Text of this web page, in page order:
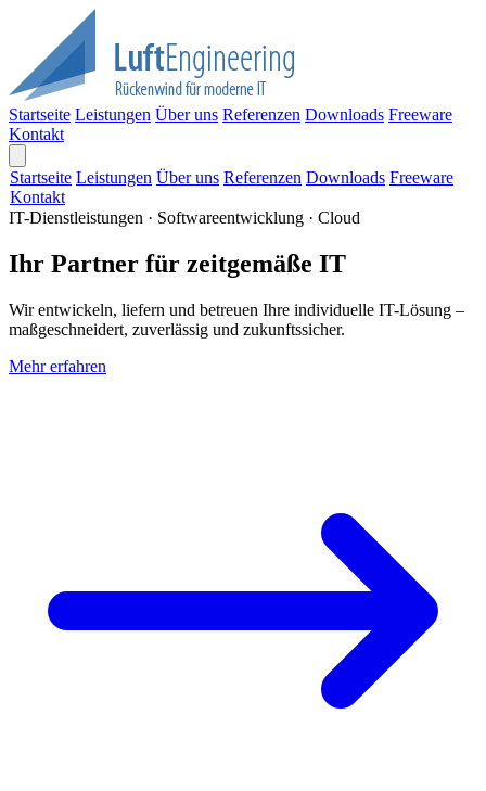
Startseite Leistungen Über uns Referenzen Downloads Freeware
Kontakt
Startseite Leistungen Über uns Referenzen Downloads Freeware
Kontakt
IT-Dienstleistungen · Softwareentwicklung · Cloud
Ihr Partner für zeitgemäße IT
Wir entwickeln, liefern und betreuen Ihre individuelle IT-Lösung –
maßgeschneidert, zuverlässig und zukunftssicher.
Mehr erfahren